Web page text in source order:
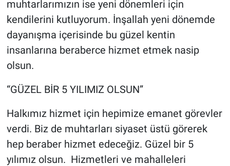
muhtarlarımızın ise yeni dönemleri için
kendilerini kutluyorum. İnşallah yeni dönemde
dayanışma içerisinde bu güzel kentin
insanlarına beraberce hizmet etmek nasip
olsun.
“GÜZEL BİR 5 YILIMIZ OLSUN”
Halkımız hizmet için hepimize emanet görevler
verdi. Biz de muhtarları siyaset üstü görerek
hep beraber hizmet edeceğiz. Güzel bir 5
yılımız olsun. Hizmetleri ve mahalleleri